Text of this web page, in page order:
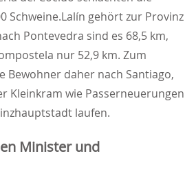
Schweine.Lalín gehört zur Provinz
Pontevedra sind es 68,5 km,
nur 52,9 km. Zum
Bewohner daher nach Santiago,
Kleinkram wie Passerneuerungen
laufen.
Minister und